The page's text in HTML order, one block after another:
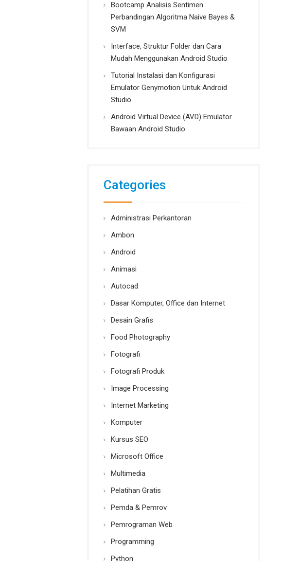
Bootcamp Analisis Sentimen
Perbandingan Algoritma Naive Bayes &
SVM
Interface, Struktur Folder dan Cara
Mudah Menggunakan Android Studio
Tutorial Instalasi dan Konfigurasi
Emulator Genymotion Untuk Android
Studio
Android Virtual Device (AVD) Emulator
Bawaan Android Studio
Categories
Administrasi Perkantoran
Ambon
Android
Animasi
Autocad
Dasar Komputer, Office dan Internet
Desain Grafis
Food Photography
Fotografi
Fotografi Produk
Image Processing
Internet Marketing
Komputer
Kursus SEO
Microsoft Office
Multimedia
Pelatihan Gratis
Pemda & Pemrov
Pemrograman Web
Programming
Python